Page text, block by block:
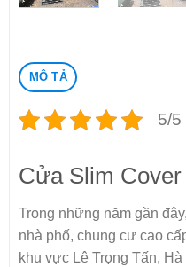
MÔ TẢ
5/5
Cửa Slim
Trong những năm gần
nhà phố, chung cư cao
khu vực Lê Trọng Tấn,